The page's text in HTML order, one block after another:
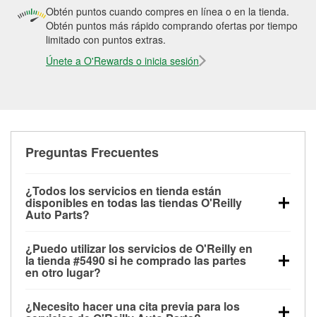
Obtén puntos cuando compres en línea o en la tienda.
Obtén puntos más rápido comprando ofertas por tiempo
limitado con puntos extras.
Únete a O'Rewards o inicia sesión
Preguntas Frecuentes
¿Todos los servicios en tienda están
disponibles en todas las tiendas O'Reilly
Auto Parts?
las pruebas de batería, pruebas de alternador y
motor de arranque, revisión de la luz “Check Engine”
con O'Reilly VeriScan® e instalación de
limpiaparabrisas o bombillas, están disponibles en
¿Puedo utilizar los servicios de O'Reilly en
la tienda #5490 si he comprado las partes
en otro lugar?
de O'Reilly Auto Parts que estén disponibles en la
¿Necesito hacer una cita previa para los